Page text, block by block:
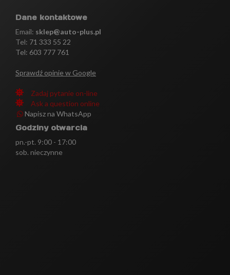
Dane kontaktowe
Email: sklep@auto-plus.pl
Tel: 71 333 55 22
Tel: 603 777 761
Sprawdź opinie w Google
Zadaj pytanie on-line
Ask a question online
Napisz na WhatsApp
Godziny otwarcia
pn.-pt. 9:00 - 17:00
sob. nieczynne